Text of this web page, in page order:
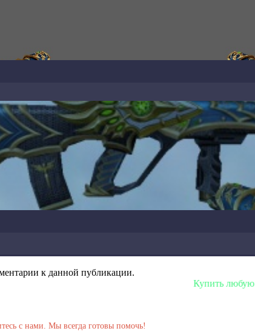
к данной публикации.
Купить любую сборку
с нами. Мы всегда готовы помочь!